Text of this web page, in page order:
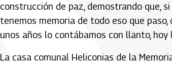
construcción de paz, demostrando que,
tenemos memoria de todo eso que
unos años lo contábamos con llanto,
La casa comunal Heliconias de la